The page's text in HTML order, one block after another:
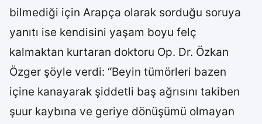
bilmediği için Arapça olarak sorduğu soruya
yanıtı ise kendisini yaşam boyu felç
kalmaktan kurtaran doktoru Op. Dr. Özkan
Özger şöyle verdi: “Beyin tümörleri bazen
içine kanayarak şiddetli baş ağrısını takiben
şuur kaybına ve geriye dönüşümü olmayan